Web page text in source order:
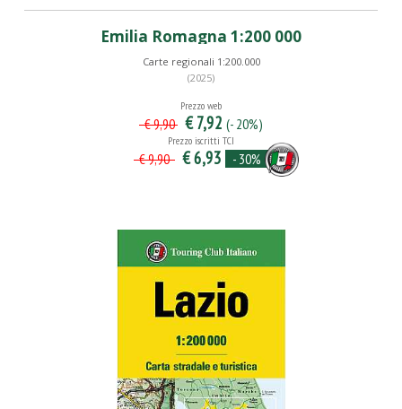
Emilia Romagna 1:200 000
Carte regionali 1:200.000
(2025)
Prezzo web
€ 9,90 € 7,92 (- 20%)
Prezzo iscritti TCI
€ 9,90 € 6,93 - 30%